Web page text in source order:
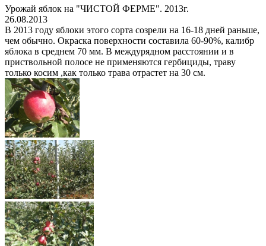
Урожай яблок на "ЧИСТОЙ ФЕРМЕ". 2013г.
26.08.2013
В 2013 году яблоки этого сорта созрели на 16-18 дней раньше,
чем обычно. Окраска поверхности составила 60-90%, калибр
яблока в среднем 70 мм. В междурядном расстоянии и в
приствольной полосе не применяются гербициды, траву
только косим ,как только трава отрастет на 30 см.